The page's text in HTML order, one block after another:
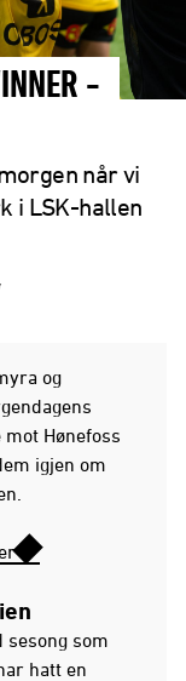
-
når vi
i LSK-hallen
og
Hønefoss
igjen om
sesong som
hatt en